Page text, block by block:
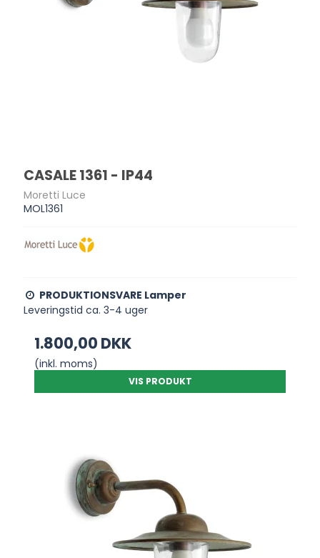
CASALE 1361 - IP44
Moretti Luce
MOL1361
PRODUKTIONSVARE Lamper
Leveringstid ca. 3-4 uger
1.800,00 DKK
(inkl. moms)
VIS PRODUKT